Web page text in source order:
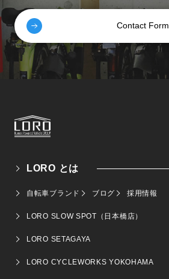
Contact Form
LORO とは
自転車ブランド ブログ 採用情報
LORO SLOW SPOT（日本橋店）
LORO SETAGAYA
LORO CYCLEWORKS YOKOHAMA